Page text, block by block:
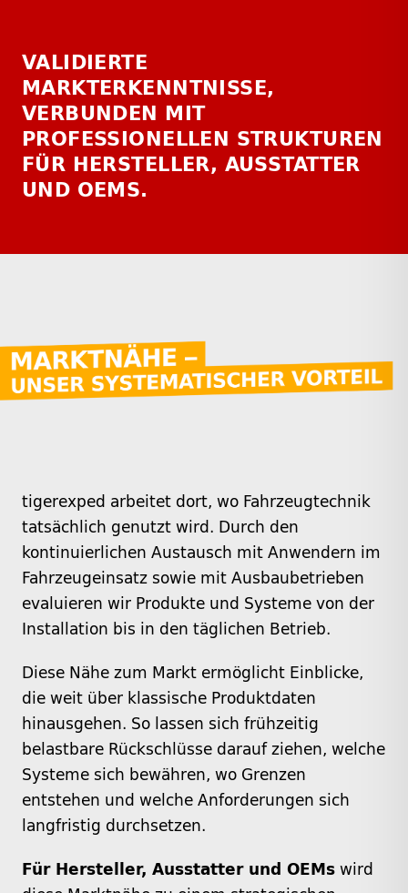
VALIDIERTE
MARKTERKENNTNISSE,
VERBUNDEN MIT
PROFESSIONELLEN STRUKTUREN
FÜR HERSTELLER, AUSSTATTER
UND OEMS.
tigerexped arbeitet dort, wo Fahrzeugtechnik
tatsächlich genutzt wird. Durch den
kontinuierlichen Austausch mit Anwendern im
Fahrzeugeinsatz sowie mit Ausbaubetrieben
evaluieren wir Produkte und Systeme von der
Installation bis in den täglichen Betrieb.
Diese Nähe zum Markt ermöglicht Einblicke,
die weit über klassische Produktdaten
hinausgehen. So lassen sich frühzeitig
belastbare Rückschlüsse darauf ziehen, welche
Systeme sich bewähren, wo Grenzen
entstehen und welche Anforderungen sich
langfristig durchsetzen.
Für Hersteller, Ausstatter und OEMs wird